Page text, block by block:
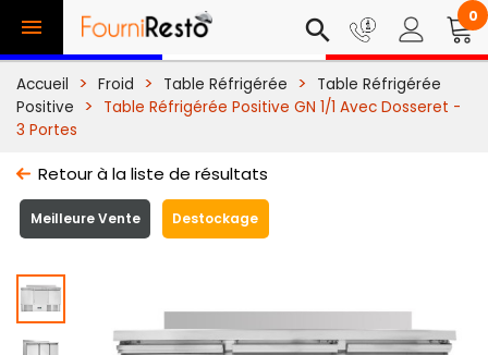
 search 0
Accueil Froid Table Réfrigérée
Table Réfrigérée
Positive
Table Réfrigérée Positive GN 1/1 Avec Dosseret -
3 Portes
Retour à la liste de résultats
Meilleure Vente Destockage